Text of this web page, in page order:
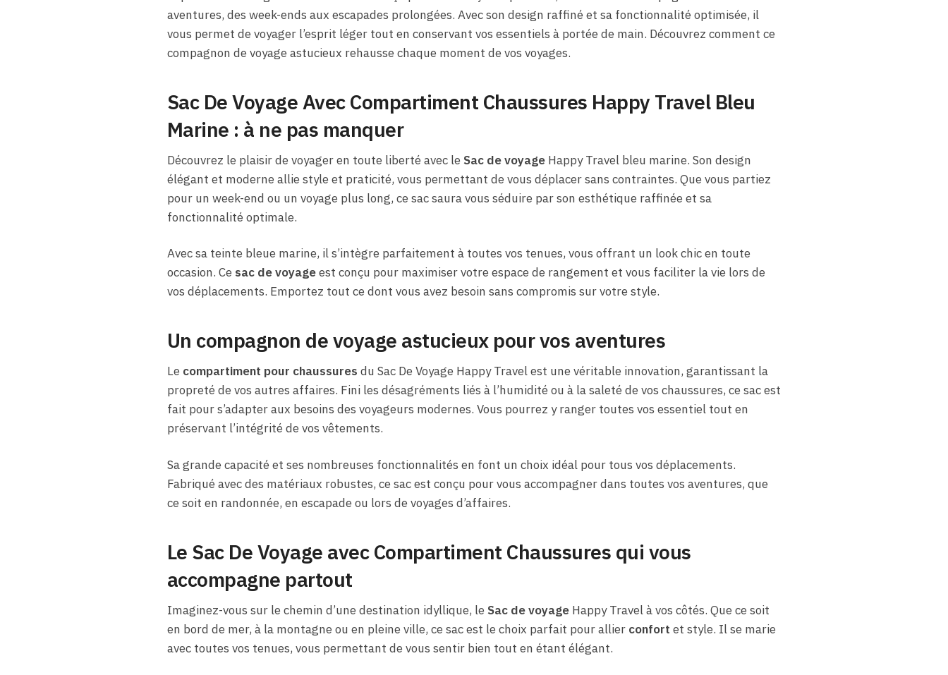
aventures, des week-ends aux escapades prolongées. Avec son design raffiné et sa fonctionnalité optimisée, il
vous permet de voyager l’esprit léger tout en conservant vos essentiels à portée de main. Découvrez comment ce
compagnon de voyage astucieux rehausse chaque moment de vos voyages.
Sac De Voyage Avec Compartiment Chaussures Happy Travel Bleu
Marine : à ne pas manquer
Découvrez le plaisir de voyager en toute liberté avec le Sac de voyageHappy Travel bleu marine. Son design
élégant et moderne allie style et praticité, vous permettant de vous déplacer sans contraintes. Que vous partiez
pour un week-end ou un voyage plus long, ce sac saura vous séduire par son esthétique raffinée et sa
fonctionnalité optimale.
Avec sa teinte bleue marine, il s’intègre parfaitement à toutes vos tenues, vous offrant un look chic en toute
occasion. Ce sac de voyageest conçu pour maximiser votre espace de rangement et vous faciliter la vie lors de
vos déplacements. Emportez tout ce dont vous avez besoin sans compromis sur votre style.
Un compagnon de voyage astucieux pour vos aventures
Le compartiment pour chaussures du Sac De Voyage Happy Travel est une véritable innovation, garantissant la
propreté de vos autres affaires. Fini les désagréments liés à l’humidité ou à la saleté de vos chaussures, ce sac est
fait pour s’adapter aux besoins des voyageurs modernes. Vous pourrez y ranger toutes vos essentiel tout en
préservant l’intégrité de vos vêtements.
Sa grande capacité et ses nombreuses fonctionnalités en font un choix idéal pour tous vos déplacements.
Fabriqué avec des matériaux robustes, ce sac est conçu pour vous accompagner dans toutes vos aventures, que
ce soit en randonnée, en escapade ou lors de voyages d’affaires.
Le Sac De Voyage avec Compartiment Chaussures qui vous
accompagne partout
Imaginez-vous sur le chemin d’une destination idyllique, le Sac de voyageHappy Travel à vos côtés. Que ce soit
en bord de mer, à la montagne ou en pleine ville, ce sac est le choix parfait pour allier confort et style. Il se marie
avec toutes vos tenues, vous permettant de vous sentir bien tout en étant élégant.